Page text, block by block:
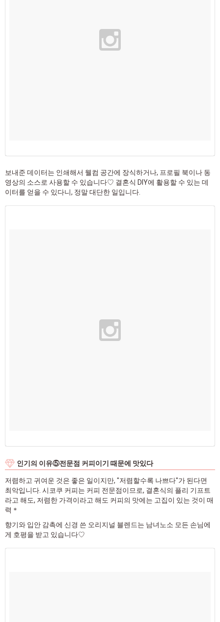
보내준 데이터는 인쇄해서 웰컴 공간에 장식하거나, 프로필 북이나 동
영상의 소스로 사용할 수 있습니다♡ 결혼식 DIY에 활용할 수 있는 데
이터를 얻을 수 있다니, 정말 대단한 일입니다.
인기의 이유⑤전문점 커피이기 때문에 맛있다
저렴하고 귀여운 것은 좋은 일이지만, "저렴할수록 나쁘다"가 된다면
최악입니다. 시코쿠 커피는 커피 전문점이므로, 결혼식의 플리 기프트
라고 해도, 저렴한 가격이라고 해도 커피의 맛에는 고집이 있는 것이 매
력＊
향기와 입안 감촉에 신경 쓴 오리지널 블렌드는 남녀노소 모든 손님에
게 호평을 받고 있습니다♡